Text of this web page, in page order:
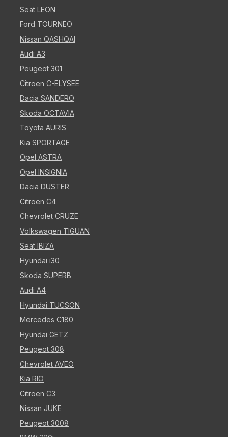
Seat LEON
Ford TOURNEO
Nissan QASHQAI
Audi A3
Peugeot 301
Citroen C-ELYSEE
Dacia SANDERO
Skoda OCTAVIA
Toyota AURIS
Kia SPORTAGE
Opel ASTRA
Opel INSIGNIA
Dacia DUSTER
Citroen C4
Chevrolet CRUZE
Volkswagen TIGUAN
Seat IBIZA
Hyundai i30
Skoda SUPERB
Audi A4
Hyundai TUCSON
Mercedes C180
Hyundai GETZ
Peugeot 308
Chevrolet AVEO
Kia RIO
Citroen C3
Nissan JUKE
Peugeot 3008